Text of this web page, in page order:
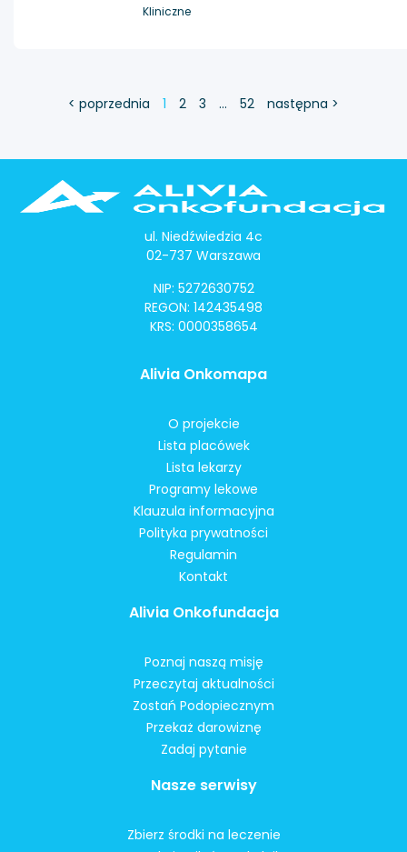
Kliniczne
< poprzednia 1 2 3 … 52 następna >
ul. Niedźwiedzia 4c
02-737 Warszawa
NIP: 5272630752
REGON: 142435498
KRS: 0000358654
Alivia Onkomapa
O projekcie
Lista placówek
Lista lekarzy
Programy lekowe
Klauzula informacyjna
Polityka prywatności
Regulamin
Kontakt
Alivia Onkofundacja
Poznaj naszą misję
Przeczytaj aktualności
Zostań Podopiecznym
Przekaż darowiznę
Zadaj pytanie
Nasze serwisy
Zbierz środki na leczenie